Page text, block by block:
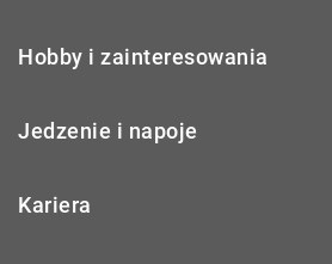
Hobby i zainteresowania
Jedzenie i napoje
Kariera